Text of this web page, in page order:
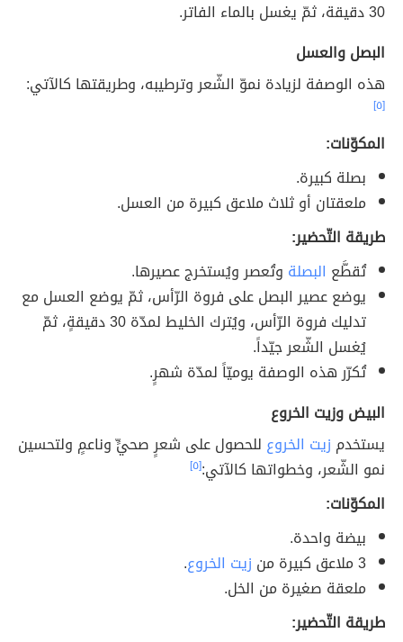
30 دقيقة، ثمّ يغسل بالماء الفاتر.
البصل والعسل
هذه الوصفة لزيادة نموّ الشّعر وترطيبه، وطريقتها كالآتي:
[٥]
المكوّنات:
بصلة كبيرة.
ملعقتان أو ثلاث ملاعق كبيرة من العسل.
طريقة التّحضير:
تُقطَّع البصلة وتُعصر ويُستخرج عصيرها.
يوضع عصير البصل على فروة الرّأس، ثمّ يوضع العسل مع
تدليك فروة الرّأس، ويُترك الخليط لمدّة 30 دقيقةٍ، ثمّ
يُغسل الشّعر جيّداً.
تُكرّر هذه الوصفة يوميّاً لمدّة شهرٍ.
البيض وزيت الخروع
يستخدم زيت الخروع للحصول على شعرٍ صحيٍّ وناعمٍ ولتحسين
نمو الشّعر، وخطواتها كالآتي:[٥]
المكوّنات:
بيضة واحدة.
3 ملاعق كبيرة من
زيت الخروع.
ملعقة صغيرة من الخل.
طريقة التّحضير: